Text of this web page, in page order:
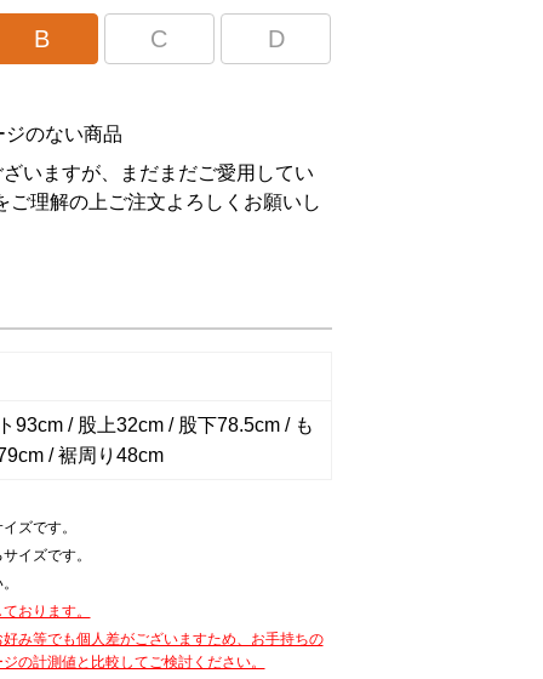
B C D
のない商品
いますが、まだまだご愛用してい
ご理解の上ご注文よろしくお願いし
93cm / 股上32cm / 股下78.5cm / も
/ 裾周り48cm
ズです。
イズです。
おります。
み等でも個人差がございますため、お手持ちの
の計測値と比較してご検討ください。